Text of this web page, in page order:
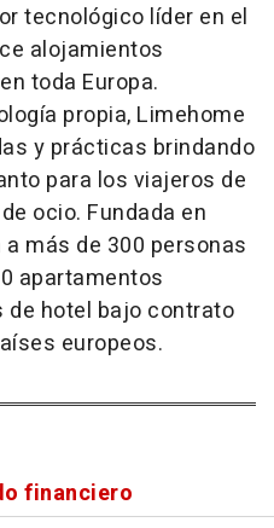
tecnológico líder en el
alojamientos
toda Europa.
propia, Limehome
y prácticas brindando
para los viajeros de
ocio. Fundada en
más de 300 personas
apartamentos
hotel bajo contrato
europeos.
financiero